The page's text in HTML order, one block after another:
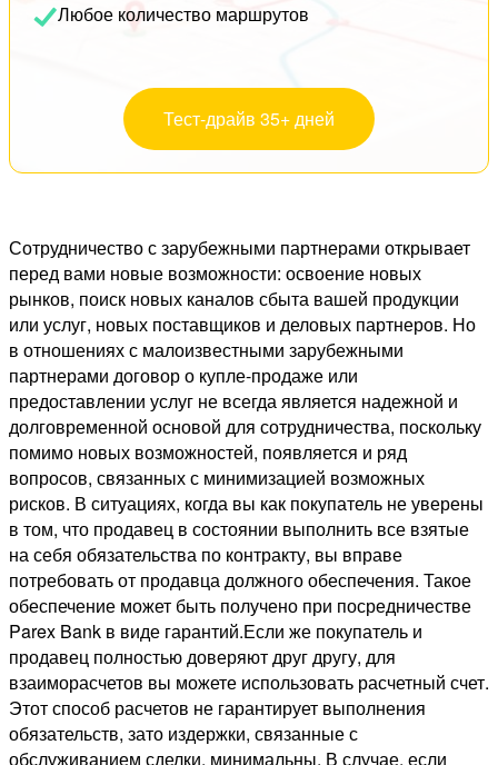
Любое количество маршрутов
Тест-драйв 35+ дней
Сотрудничество с зарубежными партнерами открывает
перед вами новые возможности: освоение новых
рынков, поиск новых каналов сбыта вашей продукции
или услуг, новых поставщиков и деловых партнеров. Но
в отношениях с малоизвестными зарубежными
партнерами договор о купле-продаже или
предоставлении услуг не всегда является надежной и
долговременной основой для сотрудничества, поскольку
помимо новых возможностей, появляется и ряд
вопросов, связанных с минимизацией возможных
рисков. В ситуациях, когда вы как покупатель не уверены
в том, что продавец в состоянии выполнить все взятые
на себя обязательства по контракту, вы вправе
потребовать от продавца должного обеспечения. Такое
обеспечение может быть получено при посредничестве
Parex Bank в виде гарантий.Если же покупатель и
продавец полностью доверяют друг другу, для
взаиморасчетов вы можете использовать расчетный счет.
Этот способ расчетов не гарантирует выполнения
обязательств, зато издержки, связанные с
обслуживанием сделки, минимальны. В случае, если